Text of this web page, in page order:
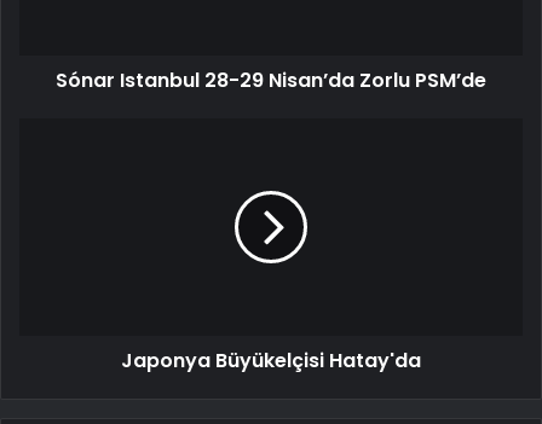
Sónar Istanbul 28-29 Nisan’da Zorlu PSM’de
Japonya Büyükelçisi Hatay'da